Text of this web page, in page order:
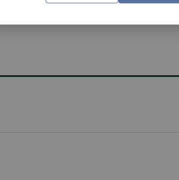
(julio-agosto)